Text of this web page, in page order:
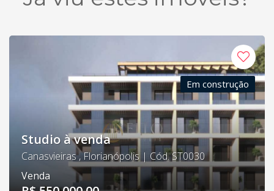
Em construção
Studio à venda
Canasvieiras , Florianópolis | Cód. ST0030
Venda